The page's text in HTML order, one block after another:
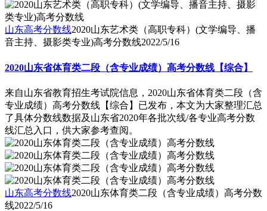
山东高考分数线2020山东艺术类（高职专科）(文学编导、播
音主持、摄影类专业)高考分数线2022/5/16
2020山东省体育类二段（含专业成绩）高考分数线【综合】
来自山东省教育招生考试院信息，2020山东省体育类二段（含
专业成绩）高考分数线【综合】已发布，本文为大家整理汇总
了具体分数线数据及山东省2020年各批次线/各专业高考分数
线汇总入口，供大家参考查阅。
山东高考分数线2020山东体育类二段（含专业成绩）高考分数
线2022/5/16